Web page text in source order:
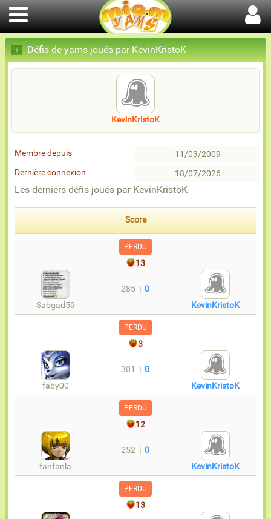
Défis de yams joués par KevinKristoK
KevinKristoK
Membre depuis
11/03/2009
Dernière connexion
18/07/2026
Les derniers défis joués par KevinKristoK
Score
PERDU
13
Sabgad59
285 |0
KevinKristoK
PERDU
3
faby00
301 |0
KevinKristoK
PERDU
12
fanfanla
252 |0
KevinKristoK
PERDU
13